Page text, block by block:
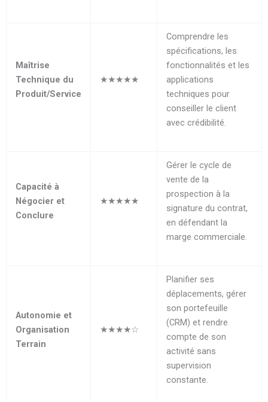
Maîtrise
Technique du
Produit/Service
★★★★★
Comprendre les
spécifications, les
fonctionnalités et les
applications
techniques pour
conseiller le client
avec crédibilité.
Capacité à
Négocier et
Conclure
★★★★★
Gérer le cycle de
vente de la
prospection à la
signature du contrat,
en défendant la
marge commerciale.
Autonomie et
Organisation
Terrain
★★★★☆
Planifier ses
déplacements, gérer
son portefeuille
(CRM) et rendre
compte de son
activité sans
supervision
constante.